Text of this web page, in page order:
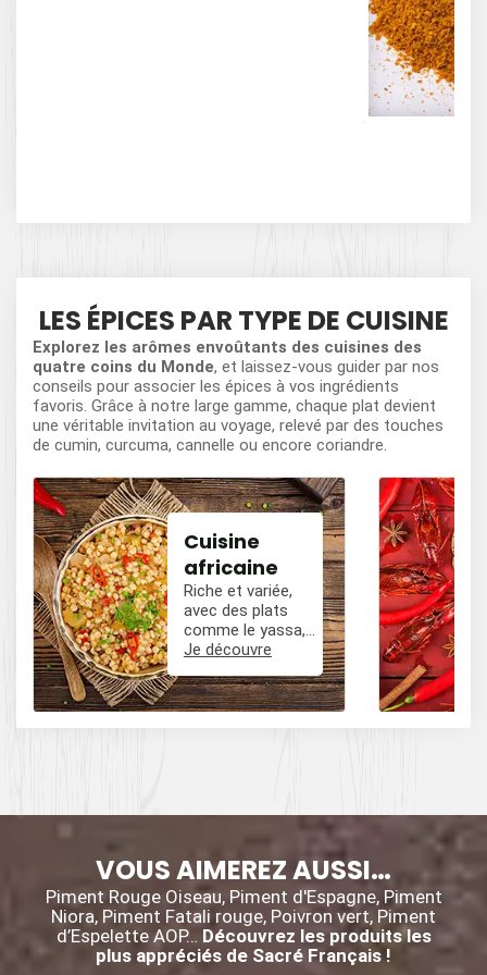
LES ÉPICES PAR TYPE DE CUISINE
Explorez les arômes envoûtants des cuisines des
quatre coins du Monde, et laissez-vous guider par nos
conseils pour associer les épices à vos ingrédients
favoris. Grâce à notre large gamme, chaque plat devient
une véritable invitation au voyage, relevé par des touches
de cumin, curcuma, cannelle ou encore coriandre.
Cuisine
africaine
Riche et variée,
avec des plats
comme le yassa,
le poulet mafé, et
épicées avec du
poivre, du cumin,
et des piments.
Je découvre
VOUS AIMEREZ AUSSI…
Piment Rouge Oiseau, Piment d'Espagne, Piment
Niora, Piment Fatali rouge, Poivron vert, Piment
d’Espelette AOP… Découvrez les produits les
plus appréciés de Sacré Français !